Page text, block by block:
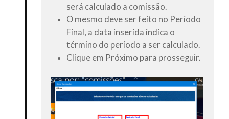
será calculado a comissão.
O mesmo deve ser feito no Período
Final , a data inserida indica o
término do período a ser calculado.
Clique em Próximo para prosseguir.